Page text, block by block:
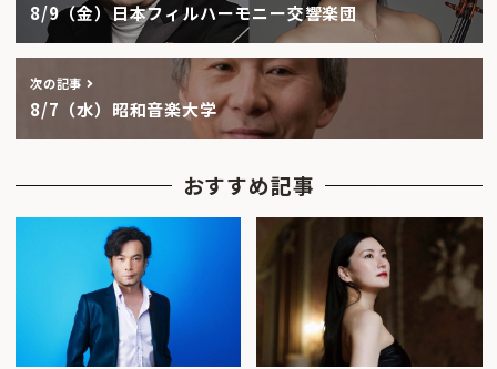
8/9（金）日本フィルハーモニー交響楽団
次の記事
8/7（水）昭和音楽大学
おすすめ記事